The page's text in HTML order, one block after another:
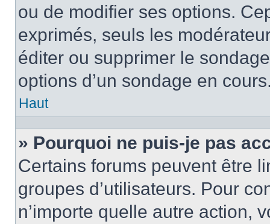
ou de modifier ses options.
exprimés, seuls les
éditer ou supprimer le
options d’un sondage en
Haut
» Pourquoi ne puis-je pas
Certains forums peuvent être
groupes d’utilisateurs. Pour
n’importe quelle autre action,